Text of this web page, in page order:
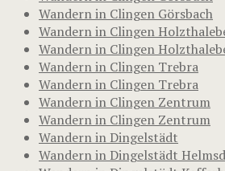
Wandern in Clingen Görsbach
Wandern in Clingen
Wandern in Clingen
Wandern in Clingen Trebra
Wandern in Clingen Trebra
Wandern in Clingen Zentrum
Wandern in Clingen Zentrum
Wandern in Dingelstädt
Wandern in Dingelstädt